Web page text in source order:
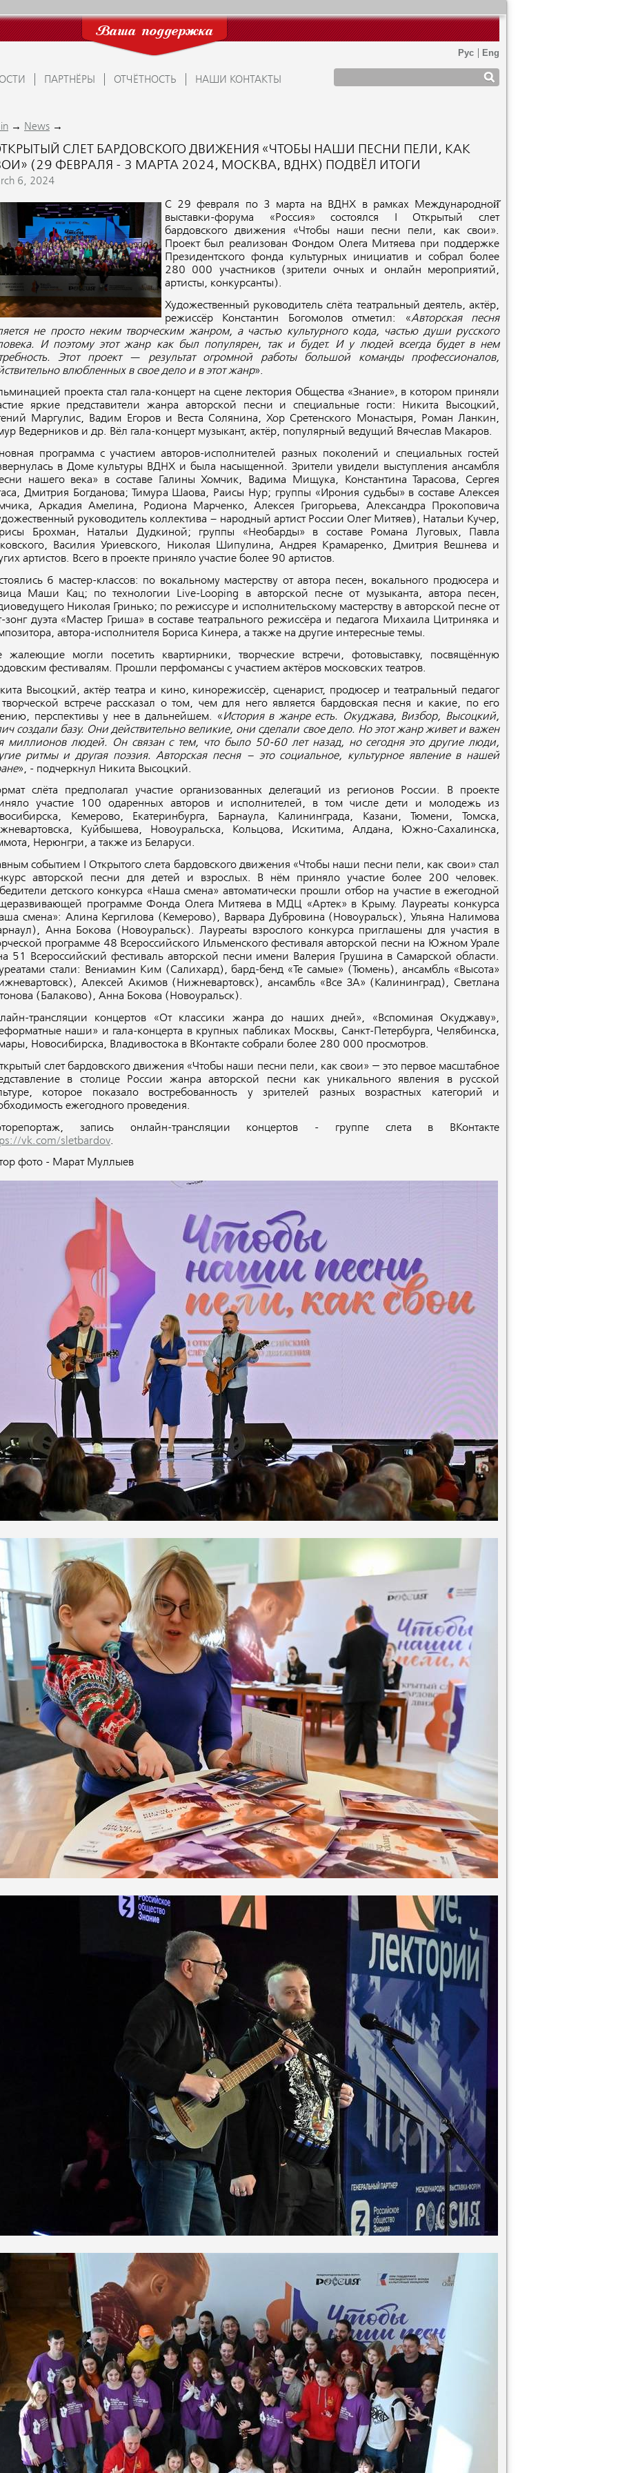
Ваша поддержка
ПАРТНЁРЫ ОТЧЁТНОСТЬ НАШИ КОНТАКТЫ
→ News →
СЛЕТ БАРДОВСКОГО ДВИЖЕНИЯ «ЧТОБЫ НАШИ ПЕСНИ ПЕЛИ, КАК
(29 ФЕВРАЛЯ - 3 МАРТА 2024, МОСКВА, ВДНХ) ПОДВЁЛ ИТОГИ
6, 2024
С 29 февраля по 3 марта на ВДНХ в рамках Международной̆
выставки-форума «Россия» состоялся I Открытый слет
бардовского движения «Чтобы наши песни пели, как свои».
Проект был реализован Фондом Олега Митяева при поддержке
Президентского фонда культурных инициатив и собрал более
280 000 участников (зрители очных и онлайн мероприятий,
артисты, конкурсанты).
Художественный руководитель слёта театральный деятель, актёр,
режиссёр Константин Богомолов отметил: «Авторская песня
не просто неким творческим жанром, а частью культурного кода, частью души русского
И поэтому этот жанр как был популярен, так и будет. И у людей всегда будет в нем
Этот проект — результат огромной работы большой команды профессионалов,
влюбленных в свое дело и в этот жанр».
проекта стал гала-концерт на сцене лектория Общества «Знание», в котором приняли
яркие представители жанра авторской песни и специальные гости: Никита Высоцкий,
Маргулис, Вадим Егоров и Веста Солянина, Хор Сретенского Монастыря, Роман Ланкин,
Ведерников и др. Вёл гала-концерт музыкант, актёр, популярный ведущий Вячеслав Макаров.
программа с участием авторов-исполнителей разных поколений и специальных гостей
в Доме культуры ВДНХ и была насыщенной. Зрители увидели выступления ансамбля
нашего века» в составе Галины Хомчик, Вадима Мищука, Константина Тарасова, Сергея
Дмитрия Богданова; Тимура Шаова, Раисы Нур; группы «Ирония судьбы» в составе Алексея
Аркадия Амелина, Родиона Марченко, Алексея Григорьева, Александра Прокоповича
руководитель коллектива – народный артист России Олег Митяев), Натальи Кучер,
Брохман, Натальи Дудкиной; группы «Необарды» в составе Романа Луговых, Павла
Василия Уриевского, Николая Шипулина, Андрея Крамаренко, Дмитрия Вешнева и
артистов. Всего в проекте приняло участие более 90 артистов.
6 мастер-классов: по вокальному мастерству от автора песен, вокального продюсера и
Маши Кац; по технологии Live-Looping в авторской песне от музыканта, автора песен,
Николая Гринько; по режиссуре и исполнительскому мастерству в авторской песне от
зонг дуэта «Мастер Гриша» в составе театрального режиссёра и педагога Михаила Цитриняка и
автора-исполнителя Бориса Кинера, а также на другие интересные темы.
жалеющие могли посетить квартирники, творческие встречи, фотовыставку, посвящённую
фестивалям. Прошли перфомансы с участием актёров московских театров.
Высоцкий, актёр театра и кино, кинорежиссёр, сценарист, продюсер и театральный педагог
встрече рассказал о том, чем для него является бардовская песня и какие, по его
перспективы у нее в дальнейшем. «История в жанре есть. Окуджава, Визбор, Высоцкий,
создали базу. Они действительно великие, они сделали свое дело. Но этот жанр живет и важен
миллионов людей. Он связан с тем, что было 50-60 лет назад, но сегодня это другие люди,
ритмы и другая поэзия. Авторская песня – это социальное, культурное явление в нашей
», - подчеркнул Никита Высоцкий.
слёта предполагал участие организованных делегаций из регионов России. В проекте
участие 100 одаренных авторов и исполнителей, в том числе дети и молодежь из
Кемерово, Екатеринбурга, Барнаула, Калининграда, Казани, Тюмени, Томска,
Куйбышева, Новоуральска, Кольцова, Искитима, Алдана, Южно-Сахалинска,
Нерюнгри, а также из Беларуси.
событием I Открытого слета бардовского движения «Чтобы наши песни пели, как свои» стал
авторской песни для детей и взрослых. В нём приняло участие более 200 человек.
детского конкурса «Наша смена» автоматически прошли отбор на участие в ежегодной
программе Фонда Олега Митяева в МДЦ «Артек» в Крыму. Лауреаты конкурса
смена»: Алина Кергилова (Кемерово), Варвара Дубровина (Новоуральск), Ульяна Налимова
Анна Бокова (Новоуральск). Лауреаты взрослого конкурса приглашены для участия в
программе 48 Всероссийского Ильменского фестиваля авторской песни на Южном Урале
51 Всероссийский фестиваль авторской песни имени Валерия Грушина в Самарской области.
стали: Вениамин Ким (Салихард), бард-бенд «Те самые» (Тюмень), ансамбль «Высота»
Алексей Акимов (Нижневартовск), ансамбль «Все ЗА» (Калининград), Светлана
(Балаково), Анна Бокова (Новоуральск).
трансляции концертов «От классики жанра до наших дней», «Вспоминая Окуджаву»,
наши» и гала-концерта в крупных пабликах Москвы, Санкт-Петербурга, Челябинска,
Новосибирска, Владивостока в ВКонтакте собрали более 280 000 просмотров.
слет бардовского движения «Чтобы наши песни пели, как свои» − это первое масштабное
в столице России жанра авторской песни как уникального явления в русской
которое показало востребованность у зрителей разных возрастных категорий и
ежегодного проведения.
запись онлайн-трансляции концертов - группе слета в ВКонтакте
vk.com/sletbardov.
фото - Марат Муллыев